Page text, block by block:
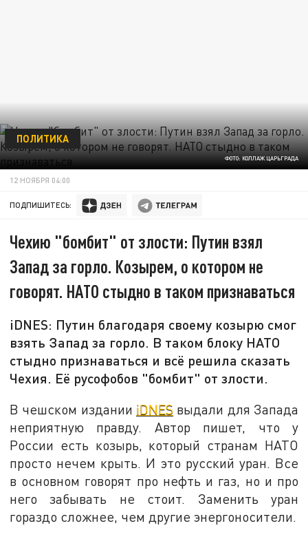
ФОТО: КОЛЛАЖ ЦАРЬГРАДА
ПОЛИТИКА
12 НОЯБРЯ 04:00
ПОДПИШИТЕСЬ:
Чехию "бомбит" от злости: Путин взял
Запад за горло. Козырем, о котором не
говорят. НАТО стыдно в таком признаваться
iDNES: Путин благодаря своему козырю смог
взять Запад за горло. В таком блоку НАТО
стыдно признаваться и всё решила сказать
Чехия. Её русофобов "бомбит" от злости.
В чешском издании iDNES выдали для Запада
неприятную правду. Автор пишет, что у
России есть козырь, который странам НАТО
просто нечем крыть. И это русский уран. Все
в основном говорят про нефть и газ, но и про
него забывать не стоит. Заменить уран
гораздо сложнее, чем другие энергоносители.